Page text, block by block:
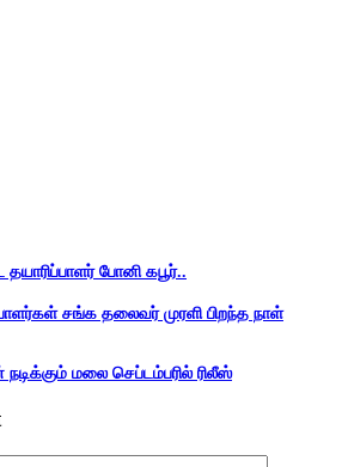
போனி கபூர்..
சங்க தலைவர் முரளி பிறந்த நாள்
நடிக்கும் மலை செப்டம்பரில் ரிலீஸ்